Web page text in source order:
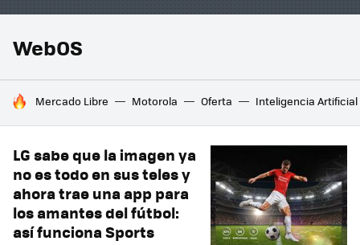
WebOS
HOY SE HABLA DE
Mercado Libre Motorola Oferta Inteligencia Artificial
LG sabe que la imagen ya
no es todo en sus teles y
ahora trae una app para
los amantes del fútbol:
así funciona Sports